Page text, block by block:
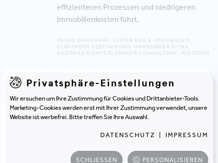
effizienteren Prozessen und niedrigeren
Immobilienkosten führt.
PAYAM DEHGHANI, LEITER BAU & IMMOBILIEN,
ELBKINDER VEREINIGUNG HAMBURGER KITAS
ANDREAS RICHTER , SENIOR CONSULTANT, MOOCON
17.09. &
18.09.
CREATOR-SPACE
„Herzlich willkommen!“ statt „Bitte
Nummer ziehen!“
spürbar? In diesem Workshop zeigen wir, wie
räumliche Gestaltung und Verwaltungskultur
Privatsphäre-Einstellungen
Wir ersuchen um Ihre Zustimmung für Cookies und Drittanbieter-Tools.
Marketing-Cookies werden erst mit Ihrer Zustimmung verwendet, unsere
Website ist werbefrei. Bitte treffen Sie Ihre Auswahl.
DATENSCHUTZ IMPRESSUM
SCHLIESSEN PERSONALISIEREN